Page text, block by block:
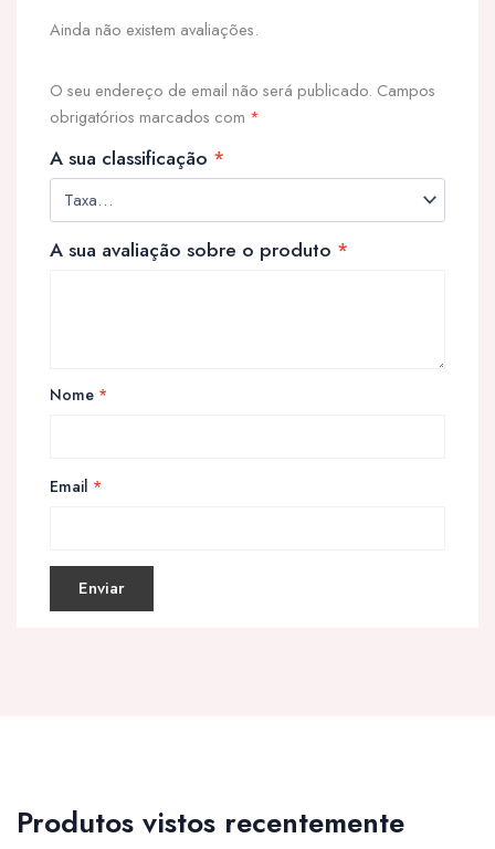
Ainda não existem avaliações.
O seu endereço de email não será publicado. Campos
obrigatórios marcados com *
A sua classificação *
A sua avaliação sobre o produto *
Nome *
Email *
Produtos vistos recentemente